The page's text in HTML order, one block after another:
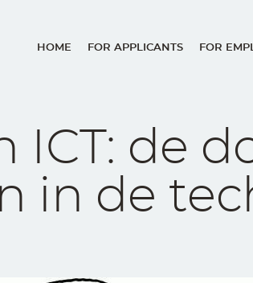
HOME FOR APPLICANTS FOR
ICT: de
in de